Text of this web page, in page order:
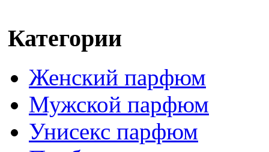
Категории
Женский парфюм
Мужской парфюм
Унисекс парфюм